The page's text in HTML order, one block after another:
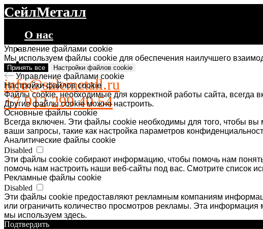
СейлМеталл
О нас
Каталог
Контакты
info@salemetall.ru
+7 912 299 40 54
Управление файлами cookie
Мы используем файлы cookie для обеспечения наилучшего
Принять все Настройки файлов cookie
Управление файлами cookie
Настройки файлов cookie
Файлы cookie, необходимые для корректной работы сайта, всегда
Другие файлы cookie можно настроить.
Основные файлы cookie
Всегда включен. Эти файлы cookie необходимы для того, чтобы вы
ваши запросы, такие как настройка параметров
Аналитические файлы cookie
Disabled
Эти файлы cookie собирают информацию, чтобы помочь нам
помочь нам настроить наши веб-сайты под вас. Смотрите список
Рекламные файлы cookie
Disabled
Эти файлы cookie предоставляют рекламным компаниям
или ограничить количество просмотров рекламы. Эта
мы используем здесь.
Подтвердить